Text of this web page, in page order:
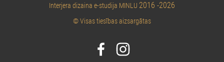
Interjera dizaina e-studija MINLU 2016 -2026
© Visas tiesības aizsargātas